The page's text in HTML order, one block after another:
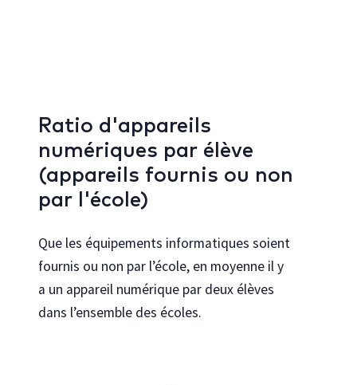
Ratio d'appareils
numériques par élève
(appareils fournis ou non
par l'école)
Que les équipements informatiques soient
fournis ou non par l’école, en moyenne il y
a un appareil numérique par deux élèves
dans l’ensemble des écoles.